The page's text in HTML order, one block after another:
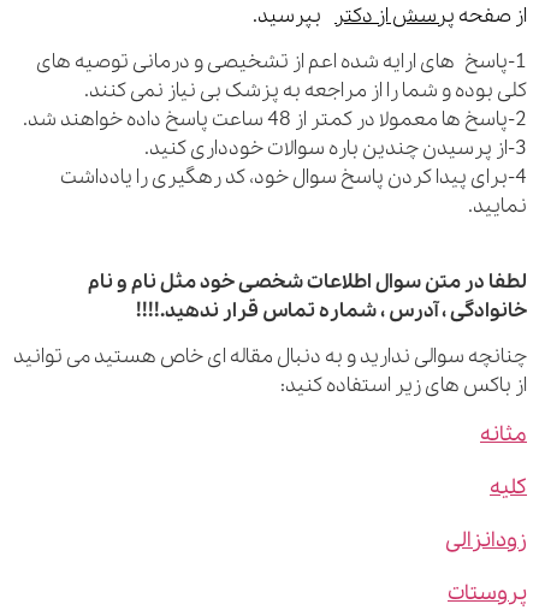
پرسش از دکتربپرسید.
های ارایه شده اعم از تشخیصی و درمانی توصیه های
و شما را از مراجعه به پزشک بی نیاز نمی کنند.
پیدا کردن پاسخ سوال خود، کد رهگیری را یادداشت
در متن سوال اطلاعات شخصی خود مثل نام و نام
، آدرس ، شماره تماس قرار ندهید.!!!!
سوالی ندارید و به دنبال مقاله ای خاص هستید می توانید
های زیر استفاده کنید: